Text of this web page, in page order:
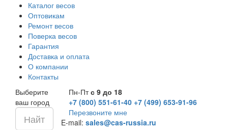
Каталог весов
Оптовикам
Ремонт весов
Поверка весов
Гарантия
Доставка и оплата
О компании
Контакты
Выберите
ваш город
Пн-Птс 9 до 18
+7 (800) 551-61-40 +7 (499) 653-91-96
Перезвоните мне
E-mail: sales@cas-russia.ru